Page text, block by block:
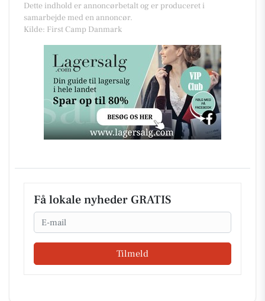
Dette indhold er annoncørbetalt og er produceret i
samarbejde med en annoncør.
Kilde: First Camp Danmark
Få lokale nyheder GRATIS
Email
Tilmeld